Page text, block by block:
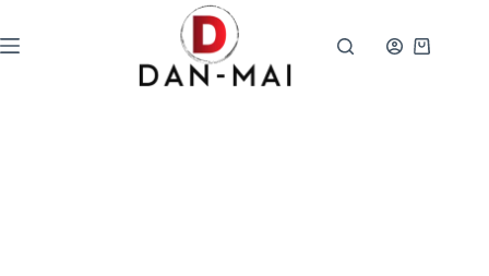
过
购